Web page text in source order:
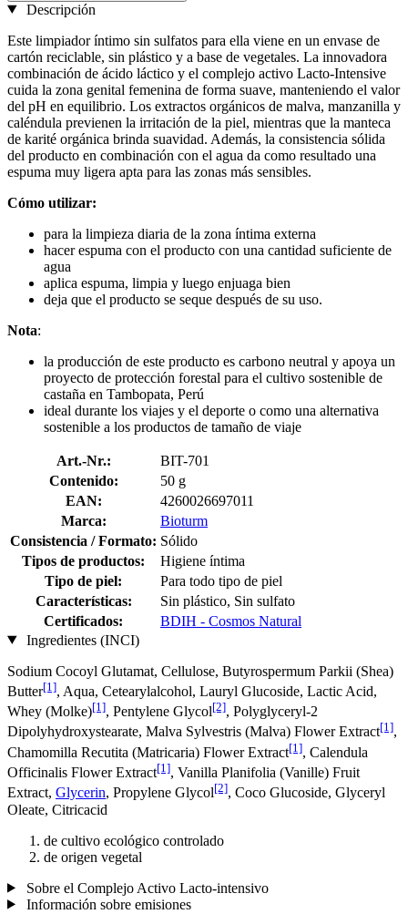
Descripción
Este limpiador íntimo sin sulfatos para ella viene en un envase de
cartón reciclable, sin plástico y a base de vegetales. La innovadora
combinación de ácido láctico y el complejo activo Lacto-Intensive
cuida la zona genital femenina de forma suave, manteniendo el valor
del pH en equilibrio. Los extractos orgánicos de malva, manzanilla y
caléndula previenen la irritación de la piel, mientras que la manteca
de karité orgánica brinda suavidad. Además, la consistencia sólida
del producto en combinación con el agua da como resultado una
espuma muy ligera apta para las zonas más sensibles.
Cómo utilizar:
para la limpieza diaria de la zona íntima externa
hacer espuma con el producto con una cantidad suficiente de
agua
aplica espuma, limpia y luego enjuaga bien
deja que el producto se seque después de su uso.
Nota:
la producción de este producto es carbono neutral y apoya un
proyecto de protección forestal para el cultivo sostenible de
castaña en Tambopata, Perú
ideal durante los viajes y el deporte o como una alternativa
sostenible a los productos de tamaño de viaje
Art.-Nr.:
BIT-701
Contenido:
50 g
EAN:
4260026697011
Marca:
Bioturm
Consistencia / Formato: Sólido
Tipos de productos:
Higiene íntima
Tipo de piel:
Para todo tipo de piel
Características:
Sin plástico, Sin sulfato
Certificados:
BDIH - Cosmos Natural
Ingredientes (INCI)
Sodium Cocoyl Glutamat, Cellulose, Butyrospermum Parkii (Shea)
Butter[1], Aqua, Cetearylalcohol, Lauryl Glucoside, Lactic Acid,
Whey (Molke)[1], Pentylene Glycol[2], Polyglyceryl-2
Dipolyhydroxystearate, Malva Sylvestris (Malva) Flower Extract[1],
Chamomilla Recutita (Matricaria) Flower Extract[1], Calendula
Officinalis Flower Extract[1], Vanilla Planifolia (Vanille) Fruit
Extract, Glycerin, Propylene Glycol[2], Coco Glucoside, Glyceryl
Oleate, Citricacid
de cultivo ecológico controlado
de origen vegetal
Sobre el Complejo Activo Lacto-intensivo
Información sobre emisiones